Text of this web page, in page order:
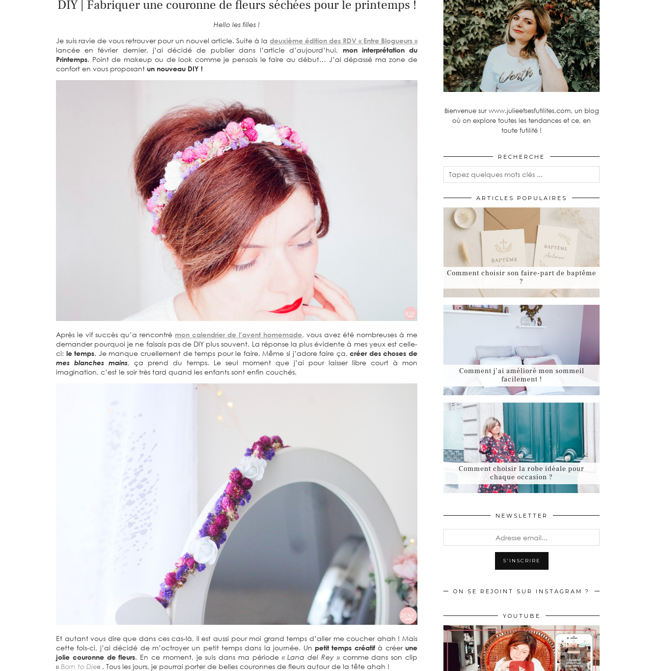
DIY | Fabriquer une couronne de fleurs séchées pour le printemps !
Hello les filles !
Je suis ravie de vous retrouver pour un nouvel article. Suite à la deuxième édition des RDV « Entre Blogueurs »
lancée en février dernier, j’ai décidé de publier dans l’article d’aujourd’hui, mon interprétation du
Printemps. Point de makeup ou de look comme je pensais le faire au début… J’ai dépassé ma zone de
confort en vous proposant un nouveau DIY !
Après le vif succès qu’a rencontré mon calendrier de l’avent homemade, vous avez été nombreuses à me
demander pourquoi je ne faisais pas de DIY plus souvent. La réponse la plus évidente à mes yeux est celle-
ci: le temps. Je manque cruellement de temps pour le faire. Même si j’adore faire ça, créer des choses de
mes blanches mains, ça prend du temps. Le seul moment que j’ai pour laisser libre court à mon
imagination, c’est le soir très tard quand les enfants sont enfin couchés.
Et autant vous dire que dans ces cas-là, il est aussi pour moi grand temps d’aller me coucher ahah ! Mais
cette fois-ci, j’ai décidé de m’octroyer un petit temps dans la journée. Un petit temps créatifà créerune
jolie couronne de fleurs. En ce moment, je suis dans ma période « Lana del Rey »comme dans son clip
« Born to Die« . Tous les jours, je pourrai porter de belles couronnes de fleurs autour de la tête ahah !
Bienvenue sur www.julieetsesfutilites.com, un blog
où on explore toutes les tendances et ce, en
toute futilité !
RECHERCHE
ARTICLES POPULAIRES
Comment choisir son faire-part de baptême
?
Comment j’ai amélioré mon sommeil
facilement !
Comment choisir la robe idéale pour
chaque occasion ?
NEWSLETTER
ON SE REJOINT SUR INSTAGRAM ?
YOUTUBE